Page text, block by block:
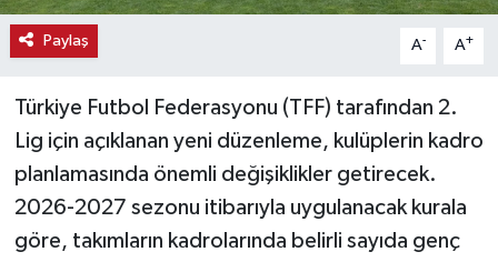
Paylaş A- A+
Türkiye Futbol Federasyonu (TFF) tarafından 2.
Lig için açıklanan yeni düzenleme, kulüplerin kadro
planlamasında önemli değişiklikler getirecek.
2026-2027 sezonu itibarıyla uygulanacak kurala
göre, takımların kadrolarında belirli sayıda genç
Resmi İlanlar
Sağlık
Seri İlan
Siyaset